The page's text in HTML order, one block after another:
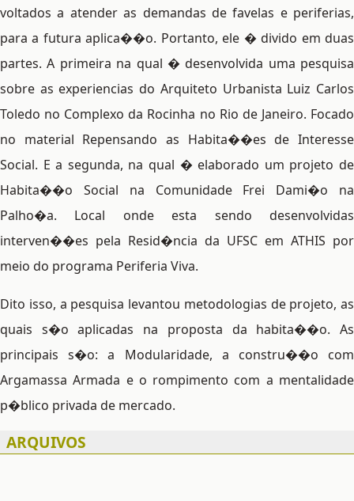
voltados a atender as demandas de favelas e periferias,
para a futura aplica��o. Portanto, ele � divido em duas
partes. A primeira na qual � desenvolvida uma pesquisa
sobre as experiencias do Arquiteto Urbanista Luiz Carlos
Toledo no Complexo da Rocinha no Rio de Janeiro. Focado
no material Repensando as Habita��es de Interesse
Social. E a segunda, na qual � elaborado um projeto de
Habita��o Social na Comunidade Frei Dami�o na
Palho�a. Local onde esta sendo desenvolvidas
interven��es pela Resid�ncia da UFSC em ATHIS por
meio do programa Periferia Viva.
Dito isso, a pesquisa levantou metodologias de projeto, as
quais s�o aplicadas na proposta da habita��o. As
principais s�o: a Modularidade, a constru��o com
Argamassa Armada e o rompimento com a mentalidade
p�blico privada de mercado.
ARQUIVOS